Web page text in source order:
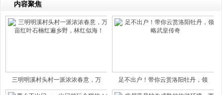
内容聚焦
三明明溪村头村一派浓浓春意，万 足不出户！带你云赏洛阳牡丹，领